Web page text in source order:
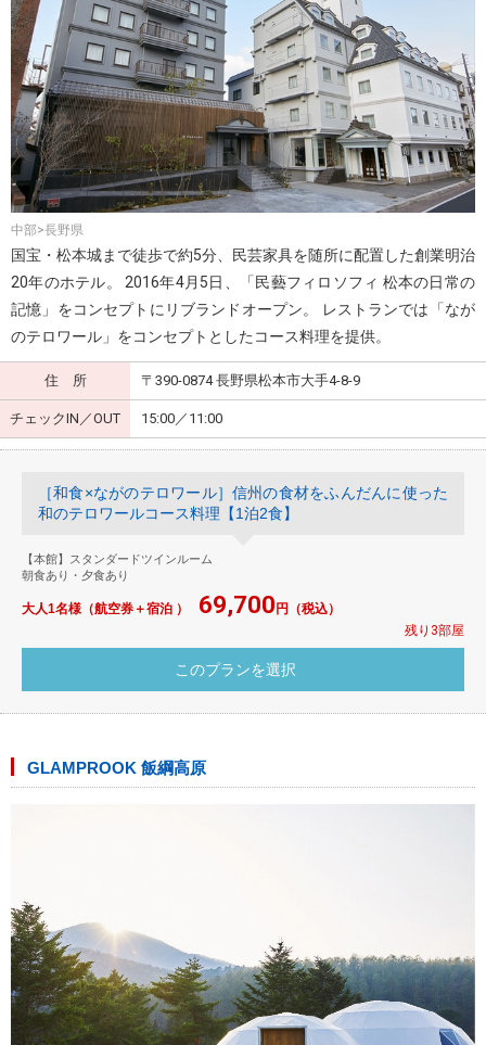
中部>長野県
国宝・松本城まで徒歩で約5分、民芸家具を随所に配置した創業明治
20年のホテル。 2016年4月5日、「民藝フィロソフィ 松本の日常の
記憶」をコンセプトにリブランドオープン。 レストランでは「なが
のテロワール」をコンセプトとしたコース料理を提供。
住 所 〒390-0874 長野県松本市大手4-8-9
チェックIN／OUT 15:00／11:00
［和食×ながのテロワール］信州の食材をふんだんに使った
和のテロワールコース料理【1泊2食】
【本館】スタンダードツインルーム
朝食あり・夕食あり
大人1名様（航空券＋宿泊 ） 69,700円（税込）
残り3部屋
GLAMPROOK 飯綱高原